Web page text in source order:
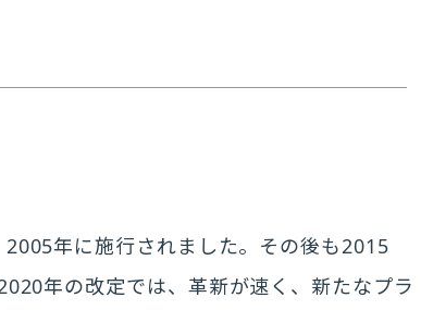
年に施行されました。その後も2015
年の改定では、革新が速く、新たなプラ